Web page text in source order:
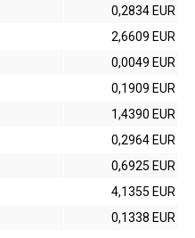
0,2834 EUR
2,6609 EUR
0,0049 EUR
0,1909 EUR
1,4390 EUR
0,2964 EUR
0,6925 EUR
4,1355 EUR
0,1338 EUR